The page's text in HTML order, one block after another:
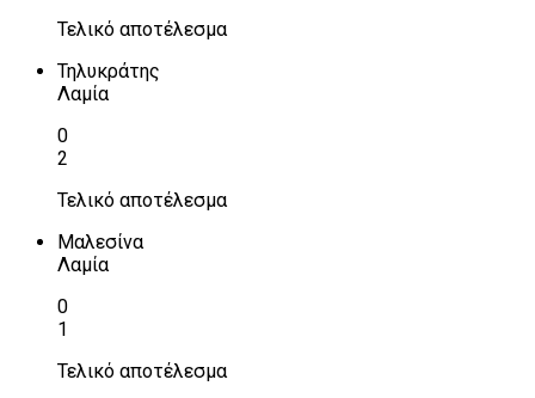
Τελικό αποτέλεσμα
Τηλυκράτης
Λαμία
0
2
Τελικό αποτέλεσμα
Μαλεσίνα
Λαμία
0
1
Τελικό αποτέλεσμα